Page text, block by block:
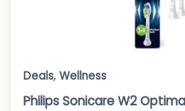
Deals, Wellness
Philips Sonicare W2